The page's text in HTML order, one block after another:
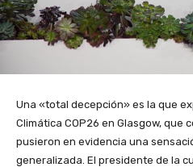
Una «total decepción» es la que
Climática COP26 en Glasgow, que
pusieron en evidencia una
generalizada. El presidente de la